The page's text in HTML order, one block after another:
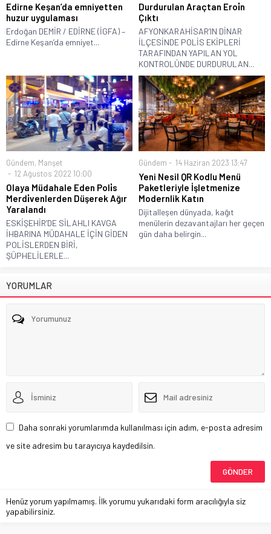
Edirne Keşan’da emniyetten
huzur uygulaması
Erdoğan DEMİR / EDİRNE (İGFA) –
Edirne Keşan’da emniyet...
Durdurulan Araçtan Eroi̇n
Çıktı
AFYONKARAHİSAR’IN DİNAR
İLÇESİNDE POLİS EKİPLERİ
TARAFINDAN YAPILAN YOL
KONTROLÜNDE DURDURULAN...
Gündem, Manşet
12 Ağustos 2022 10:00
Olaya Müdahale Eden Poli̇s
Merdi̇venlerden Düşerek Ağır
Yaralandı
ESKİŞEHİR’DE SİLAHLI KAVGA
İHBARINA MÜDAHALE İÇİN GİDEN
POLİSLERDEN BİRİ,
ŞÜPHELİLERLE...
Gündem 14 Haziran 2023 13:47
Yeni Nesil QR Kodlu Menü
Paketleriyle İşletmenize
Modernlik Katın
Dijitalleşen dünyada, kağıt
menülerin dezavantajları her geçen
gün daha belirgin...
YORUMLAR
Daha sonraki yorumlarımda kullanılması için adım, e-posta adresim
ve site adresim bu tarayıcıya kaydedilsin.
Henüz yorum yapılmamış. İlk yorumu yukarıdaki form aracılığıyla siz
yapabilirsiniz.